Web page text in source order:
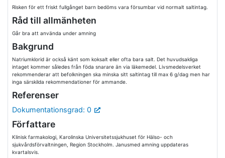
Risken för ett friskt fullgånget barn bedöms vara försumbar vid normalt saltintag.
Råd till allmänheten
Går bra att använda under amning
Bakgrund
Natriumklorid är också känt som koksalt eller ofta bara salt. Det huvudsakliga
intaget kommer således från föda snarare än via läkemedel. Livsmedelsverket
rekommenderar att befolkningen ska minska sitt saltintag till max 6 g/dag men har
inga särskilda rekommendationer för ammande.
Referenser
Dokumentationsgrad: 0
Författare
Klinisk farmakologi, Karolinska Universitetssjukhuset för Hälso- och
sjukvårdsförvaltningen, Region Stockholm. Janusmed amning uppdateras
kvartalsvis.